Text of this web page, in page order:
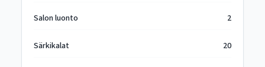
Salon luonto 2
Särkikalat 20